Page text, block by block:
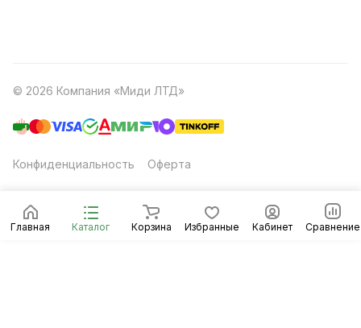
Главная Каталог Корзина Избранные Кабинет Сравнение
© 2026 Компания «Миди ЛТД»
Конфиденциальность Оферта